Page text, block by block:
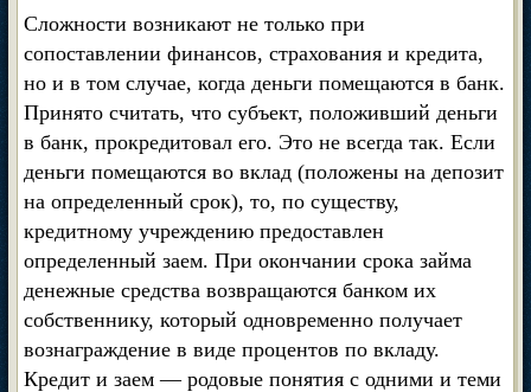
Сложности возникают не только при
сопоставлении финансов, страхования и кредита,
но и в том случае, когда деньги помещаются в банк.
Принято считать, что субъект, положивший деньги
в банк, прокредитовал его. Это не всегда так. Если
деньги помещаются во вклад (положены на депозит
на определенный срок), то, по существу,
кредитному учреждению предоставлен
определенный заем. При окончании срока займа
денежные средства возвращаются банком их
собственнику, который одновременно получает
вознаграждение в виде процентов по вкладу.
Кредит и заем — родовые понятия с одними и теми